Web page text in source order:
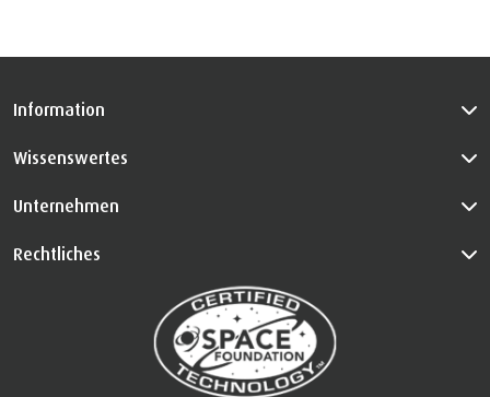
Information
Wissenswertes
Unternehmen
Rechtliches